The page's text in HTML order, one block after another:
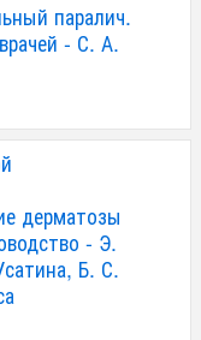
паралич.
- С. А.
дерматозы
- Э.
Б. С.